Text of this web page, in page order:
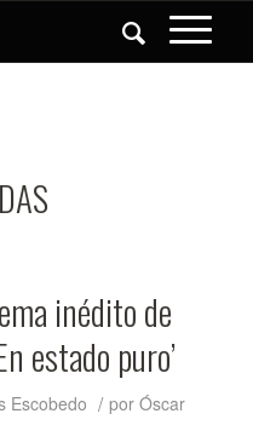
inédito de
estado puro’
Escobedo / por Óscar